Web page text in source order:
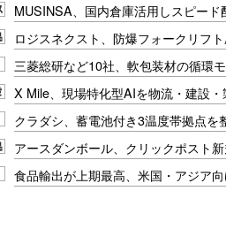
MUSINSA、国内倉庫活用しスピード
ロジスネクスト、防爆フォークリフ
三菱総研など10社、軟包装材の循環
X Mile、現場特化型AIを物流・建設・
クラダシ、蓄電池付き3温度帯拠点を
アースダンボール、クリックポスト
食品輸出が上期最高、米国・アジア